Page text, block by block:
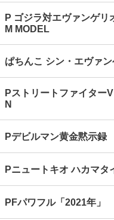
P ゴジラ対エヴァンゲリ
M MODEL
ぱちんこ シン・エヴァ
Pストリートファイター
N
Pデビルマン黄金黙示録
Pニュートキオ ハカマタ
PFパワフル「2021年」